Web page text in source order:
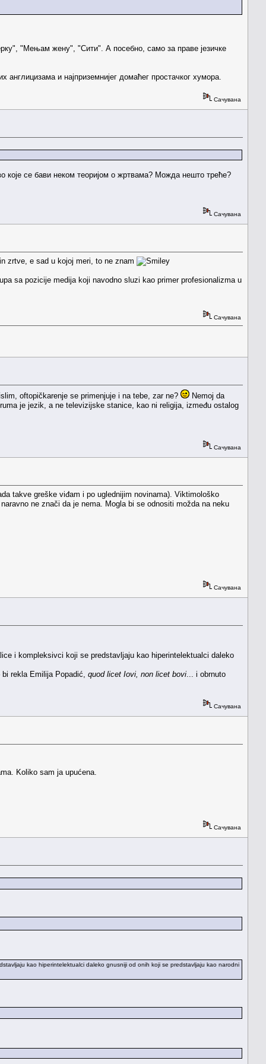
"Мењам жену", "Сити". А посебно, само за праве језичке
и најприземнијег домаћег простачког хумора.
Сачувана
се бави неком теоријом о жртвама? Можда нешто треће?
Сачувана
zrtve, e sad u kojoj meri, to ne znam
sa pozicije medija koji navodno sluzi kao primer profesionalizma u
Сачувана
oftopičkarenje se primenjuje i na tebe, zar ne?
Nemoj da
je jezik, a ne televizijske stanice, kao ni religija, između ostalog
Сачувана
takve greške viđam i po uglednijim novinama). Viktimološko
ne znači da je nema. Mogla bi se odnositi možda na neku
Сачувана
i kompleksivci koji se predstavljaju kao hiperintelektualci daleko
rekla Emilija Popadić, quod licet Iovi, non licet bovi ... i obrnuto
Сачувана
Koliko sam ja upućena.
Сачувана
kao hiperintelektualci daleko gnusniji od onih koji se predstavljaju kao narodni